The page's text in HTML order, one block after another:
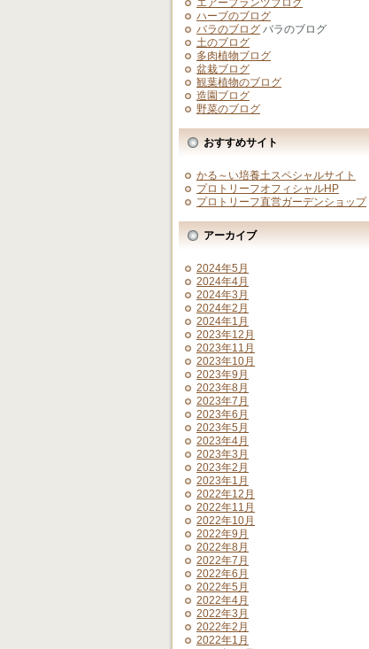
エアープランツブログ
ハーブのブログ
バラのブログ バラのブログ
土のブログ
多肉植物ブログ
盆栽ブログ
観葉植物のブログ
造園ブログ
野菜のブログ
おすすめサイト
かる～い培養土スペシャルサイト
プロトリーフオフィシャルHP
プロトリーフ直営ガーデンショップ
アーカイブ
2024年5月
2024年4月
2024年3月
2024年2月
2024年1月
2023年12月
2023年11月
2023年10月
2023年9月
2023年8月
2023年7月
2023年6月
2023年5月
2023年4月
2023年3月
2023年2月
2023年1月
2022年12月
2022年11月
2022年10月
2022年9月
2022年8月
2022年7月
2022年6月
2022年5月
2022年4月
2022年3月
2022年2月
2022年1月